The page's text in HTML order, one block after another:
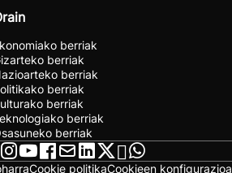
berriak
berriak
berriak
berriak
berriak
berriak
berriak
Cookie politikaCookieen konfigurazioa